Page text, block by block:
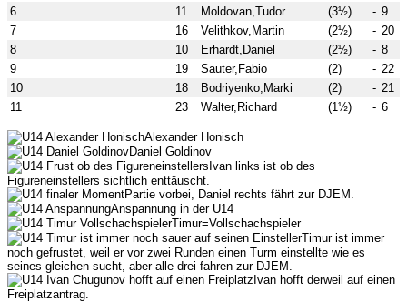
6
11 Moldovan,Tudor (3½) - 9
7
16 Velithkov,Martin (2½) - 20
8
10 Erhardt,Daniel (2½) - 8
9
19 Sauter,Fabio (2) - 22
10
18 Bodriyenko,Marki (2) - 21
11
23 Walter,Richard (1½) - 6
Alexander Honisch
Daniel Goldinov
Ivan links ist ob des
Figureneinstellers sichtlich enttäuscht.
Partie vorbei, Daniel rechts fährt zur DJEM.
Anspannung in der U14
Timur=Vollschachspieler
Timur ist immer
noch gefrustet, weil er vor zwei Runden einen Turm einstellte wie es
seines gleichen sucht, aber alle drei fahren zur DJEM.
Ivan hofft derweil auf einen
Freiplatzantrag.